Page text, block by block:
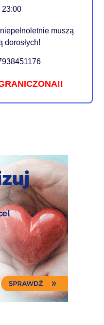
23:00
muszą
dorosłych!